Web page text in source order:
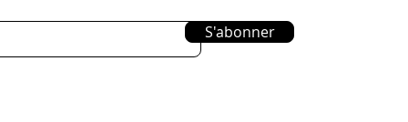
S'abonner